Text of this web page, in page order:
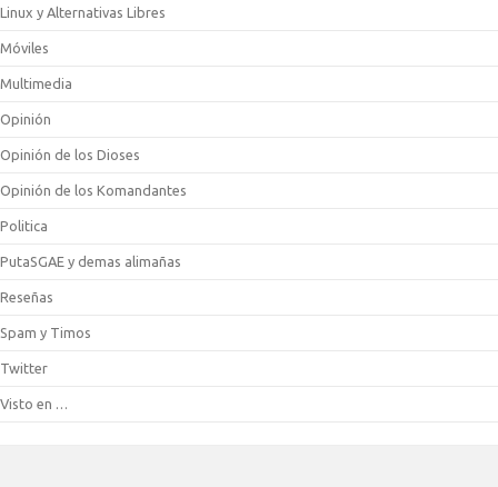
Linux y Alternativas Libres
Móviles
Multimedia
Opinión
Opinión de los Dioses
Opinión de los Komandantes
Politica
PutaSGAE y demas alimañas
Reseñas
Spam y Timos
Twitter
Visto en …